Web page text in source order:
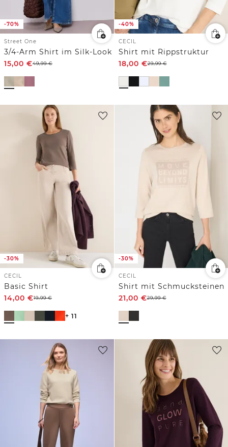
-70%
Street One
3/4-Arm Shirt im Silk-Look
15,00 €49,99€
-40%
CECIL
Shirt mit Rippstruktur
18,00 €29,99€
-30%
CECIL
Basic Shirt
14,00 €19,99€
+ 11
-30%
CECIL
Shirt mit Schmucksteinen
21,00 €29,99€